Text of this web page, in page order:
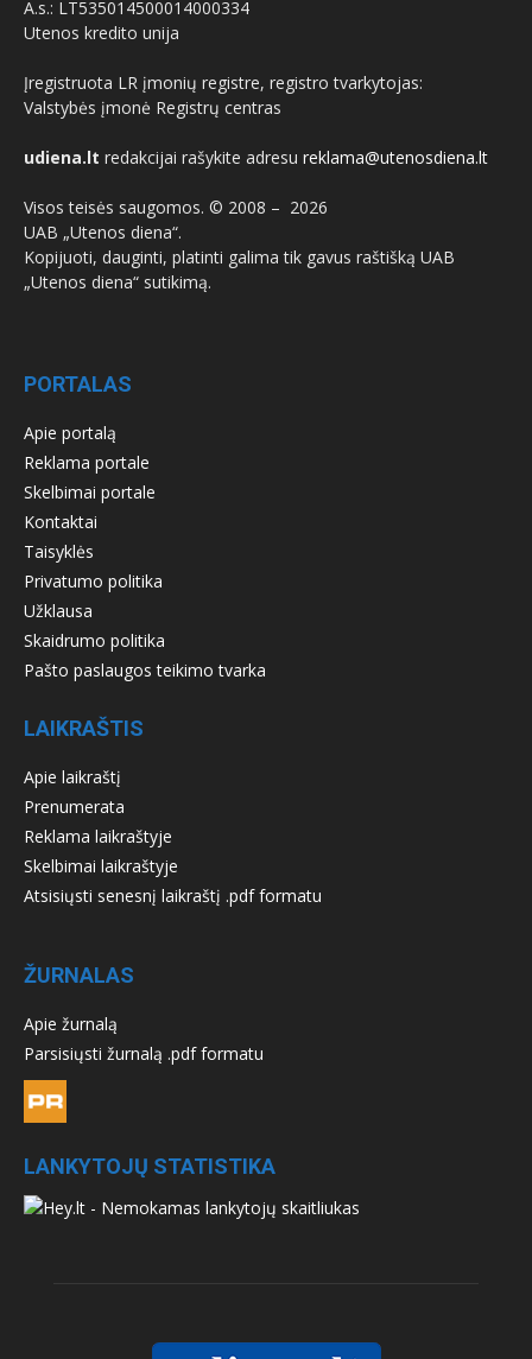
A.s.: LT535014500014000334
Utenos kredito unija
Įregistruota LR įmonių registre, registro tvarkytojas:
Valstybės įmonė Registrų centras
udiena.lt redakcijai rašykite adresu reklama@utenosdiena.lt
Visos teisės saugomos. © 2008 – 2026
UAB „Utenos diena“.
Kopijuoti, dauginti, platinti galima tik gavus raštišką UAB
„Utenos diena“ sutikimą.
PORTALAS
Apie portalą
Reklama portale
Skelbimai portale
Kontaktai
Taisyklės
Privatumo politika
Užklausa
Skaidrumo politika
Pašto paslaugos teikimo tvarka
LAIKRAŠTIS
Apie laikraštį
Prenumerata
Reklama laikraštyje
Skelbimai laikraštyje
Atsisiųsti senesnį laikraštį .pdf formatu
ŽURNALAS
Apie žurnalą
Parsisiųsti žurnalą .pdf formatu
LANKYTOJŲ STATISTIKA